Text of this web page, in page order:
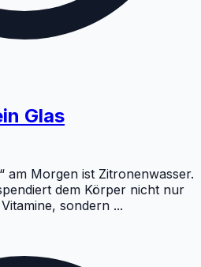
Glas
am Morgen ist Zitronenwasser.
dem Körper nicht nur
sondern ...